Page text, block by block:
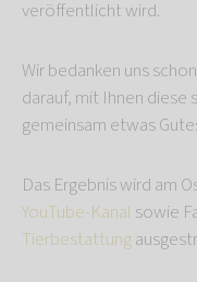
veröffentlicht wird.
Wir bedanken uns
darauf, mit Ihnen
gemeinsam etwas
Das Ergebnis wird am
YouTube-Kanal sowie
Tierbestattung